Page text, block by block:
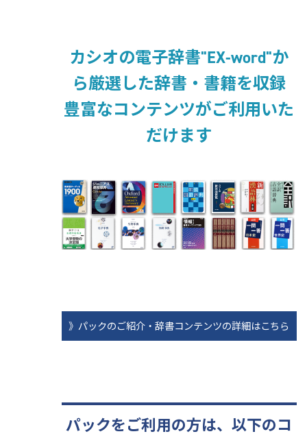
カシオの電子辞書"EX-word"か
ら厳選した辞書・書籍を収録
豊富なコンテンツがご利用いた
だけます
》パックのご紹介・辞書コンテンツの詳細はこちら
パックをご利用の方は、以下のコ